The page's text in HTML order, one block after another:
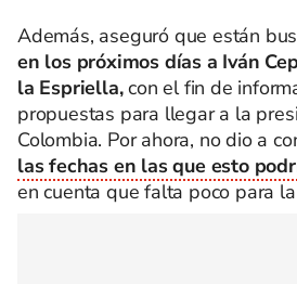
Además, aseguró que están
en los próximos días a Iván
la Espriella,con el fin de
propuestas para llegar a la
Colombia. Por ahora, no dio a
las fechas en las que esto
en cuenta que falta poco para